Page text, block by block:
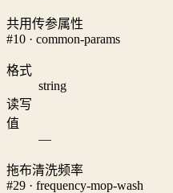
共用传参属性
#10 · common-params
格式
string
读写
值
—
拖布清洗频率
#29 · frequency-mop-wash